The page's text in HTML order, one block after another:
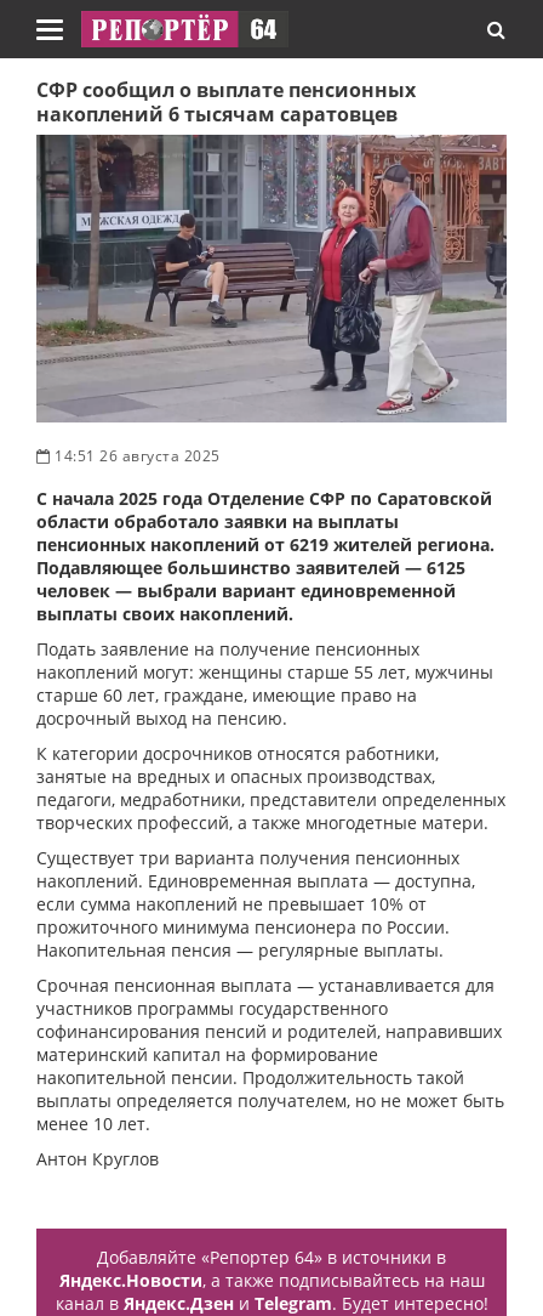
Навигация
СФР сообщил о выплате пенсионных
накоплений 6 тысячам саратовцев
14:51 26 августа 2025
С начала 2025 года Отделение СФР по Саратовской
области обработало заявки на выплаты
пенсионных накоплений от 6219 жителей региона.
Подавляющее большинство заявителей — 6125
человек — выбрали вариант единовременной
выплаты своих накоплений.
Подать заявление на получение пенсионных
накоплений могут: женщины старше 55 лет, мужчины
старше 60 лет, граждане, имеющие право на
досрочный выход на пенсию.
К категории досрочников относятся работники,
занятые на вредных и опасных производствах,
педагоги, медработники, представители определенных
творческих профессий, а также многодетные матери.
Существует три варианта получения пенсионных
накоплений. Единовременная выплата — доступна,
если сумма накоплений не превышает 10% от
прожиточного минимума пенсионера по России.
Накопительная пенсия — регулярные выплаты.
Срочная пенсионная выплата — устанавливается для
участников программы государственного
софинансирования пенсий и родителей, направивших
материнский капитал на формирование
накопительной пенсии. Продолжительность такой
выплаты определяется получателем, но не может быть
менее 10 лет.
Антон Круглов
Добавляйте «Репортер 64» в источники в
Яндекс.Новости, а также подписывайтесь на наш
канал в Яндекс.Дзени Telegram. Будет интересно!